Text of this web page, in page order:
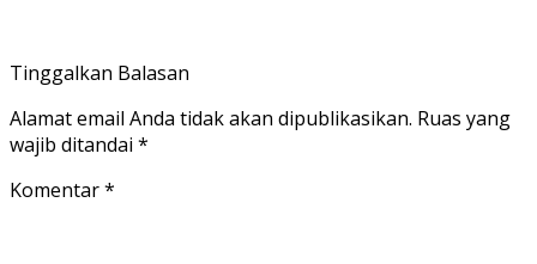
Tinggalkan Balasan
Alamat email Anda tidak akan dipublikasikan. Ruas yang
wajib ditandai *
Komentar*